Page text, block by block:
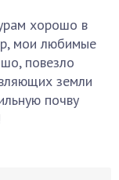
хорошо в
мои любимые
повезло
земли
почву